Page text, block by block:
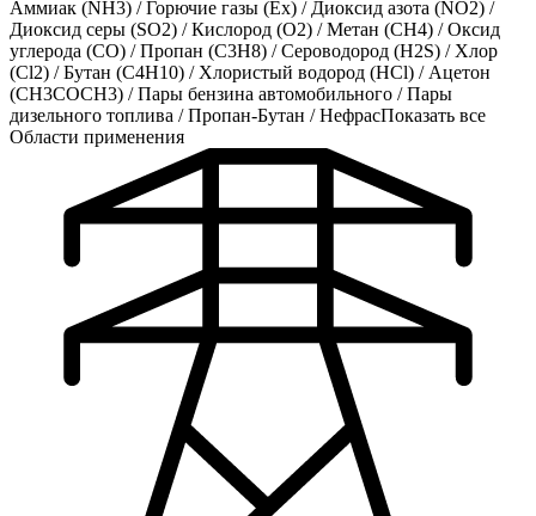
Аммиак (NH3) /Горючие газы (Ex) / Диоксид азота (NO2) /
Диоксид серы (SO2) /Кислород (O2) /Метан (CH4) /Оксид
углерода (CO) /Пропан (C3H8) /Сероводород (H2S) / Хлор
(Cl2) /Бутан (C4H10) / Хлористый водород (HCl) / Ацетон
(CH3COCH3) /Пары бензина автомобильного /Пары
дизельного топлива /Пропан-Бутан /НефрасПоказать все
Области применения